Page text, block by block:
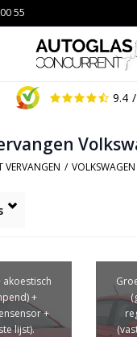
55
9.4
VERVANGEN / VOLKSWAGEN
akoestisch
+
+
lijst).